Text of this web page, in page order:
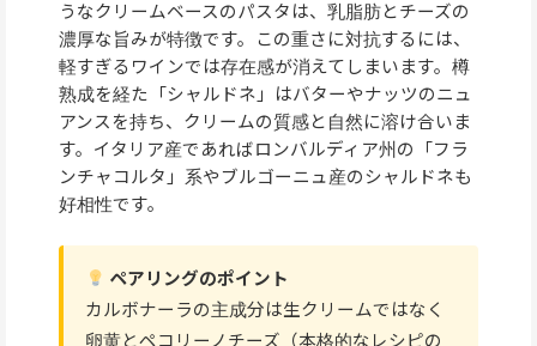
うなクリームベースのパスタは、乳脂肪とチーズの
濃厚な旨みが特徴です。この重さに対抗するには、
軽すぎるワインでは存在感が消えてしまいます。樽
熟成を経た「シャルドネ」はバターやナッツのニュ
アンスを持ち、クリームの質感と自然に溶け合いま
す。イタリア産であればロンバルディア州の「フラ
ンチャコルタ」系やブルゴーニュ産のシャルドネも
好相性です。
ペアリングのポイント
カルボナーラの主成分は生クリームではなく
卵黄とペコリーノチーズ（本格的なレシピの